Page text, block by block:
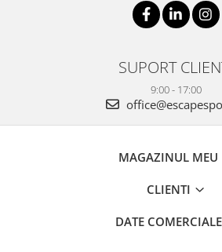
SUPORT
9:00 - 17:00
MAGAZINUL MEU
CLIENTI
DATE COMERCIALE